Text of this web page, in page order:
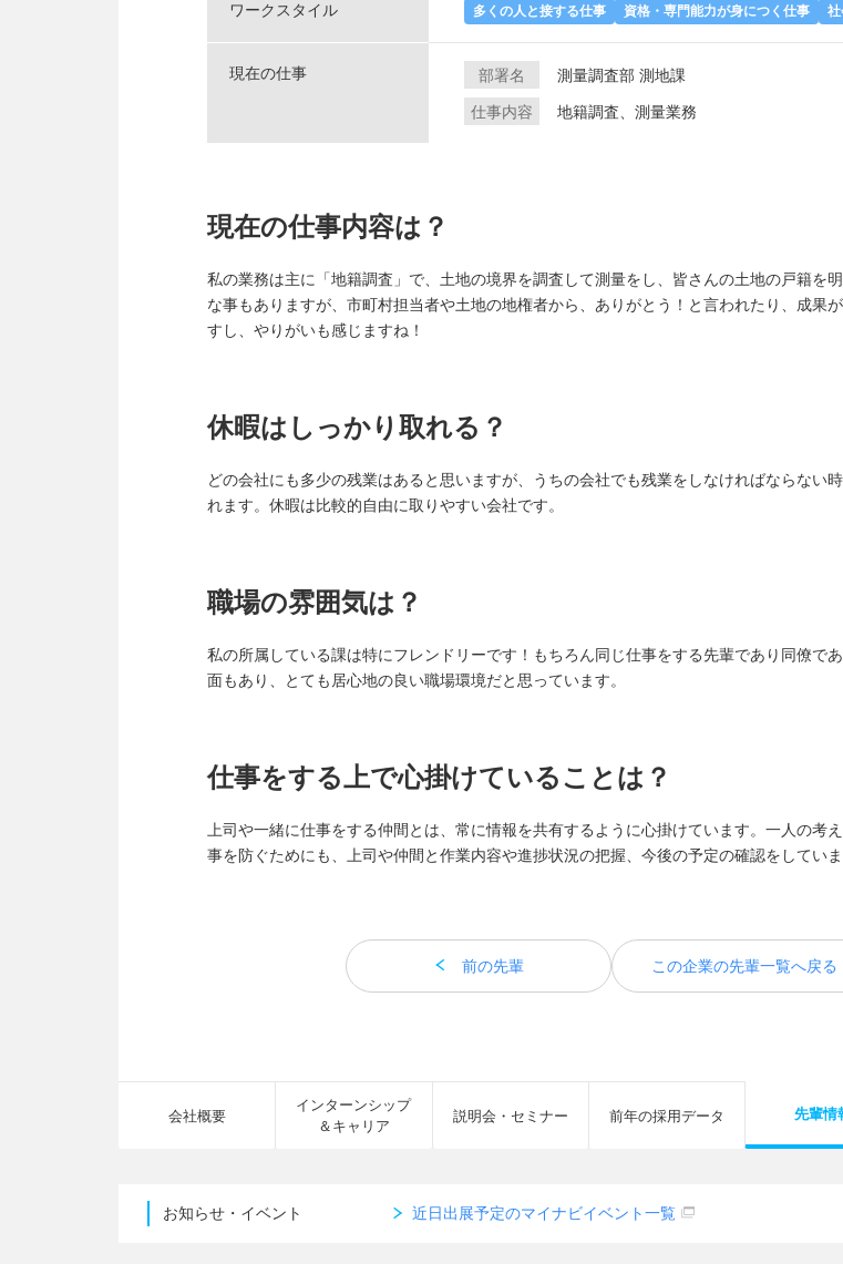
ワークスタイル 多くの人と接する仕事 資格・専門能力が身につく仕事
現在の仕事 部署名 測量調査部 測地課
仕事内容 地籍調査、測量業務
現在の仕事内容は？
私の業務は主に「地籍調査」で、土地の境界を調査して測量をし、皆さんの土地の戸籍を
な事もありますが、市町村担当者や土地の地権者から、ありがとう！と言われたり、成果
すし、やりがいも感じますね！
休暇はしっかり取れる？
どの会社にも多少の残業はあると思いますが、うちの会社でも残業をしなければならない
れます。休暇は比較的自由に取りやすい会社です。
職場の雰囲気は？
私の所属している課は特にフレンドリーです！もちろん同じ仕事をする先輩であり同僚で
面もあり、とても居心地の良い職場環境だと思っています。
仕事をする上で心掛けていることは？
上司や一緒に仕事をする仲間とは、常に情報を共有するように心掛けています。一人の
事を防ぐためにも、上司や仲間と作業内容や進捗状況の把握、今後の予定の確認をしていま
前の先輩 この企業の先輩一覧へ戻る
会社概要
インターンシップ
＆キャリア
説明会・セミナー 前年の採用データ 先輩情
お知らせ・イベント 近日出展予定のマイナビイベント一覧